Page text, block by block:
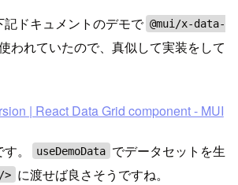
記ドキュメントのデモで @mui/x-data-
われていたので、真似して実装をして
| React Data Grid component - MUI
。 useDemoData でデータセットを生
> に渡せば良さそうですね。